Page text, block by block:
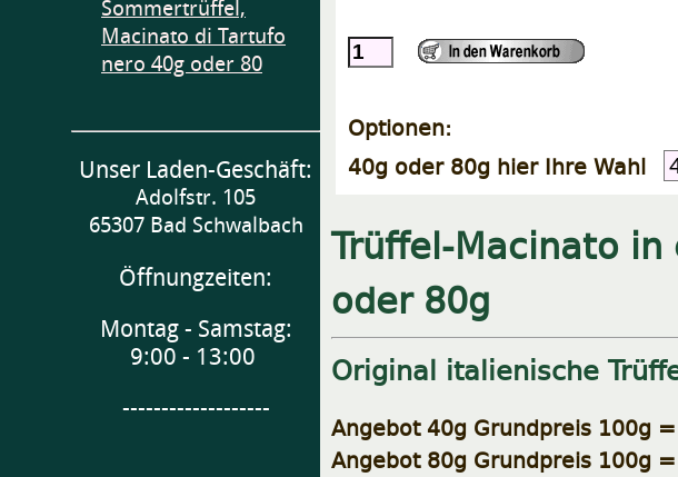
Sommertrüffel,
Macinato di Tartufo
nero 40g oder 80
Unser Laden-Geschäft:
Adolfstr. 105
65307 Bad Schwalbach
Öffnungzeiten:
Montag - Samstag:
9:00 - 13:00
-------------------
Optionen:
40g oder 80g hier Ihre Wahl
Trüffel-Macinato
oder 80g
Original italienische
Angebot 40g Grundpreis 100g
Angebot 80g Grundpreis 100g